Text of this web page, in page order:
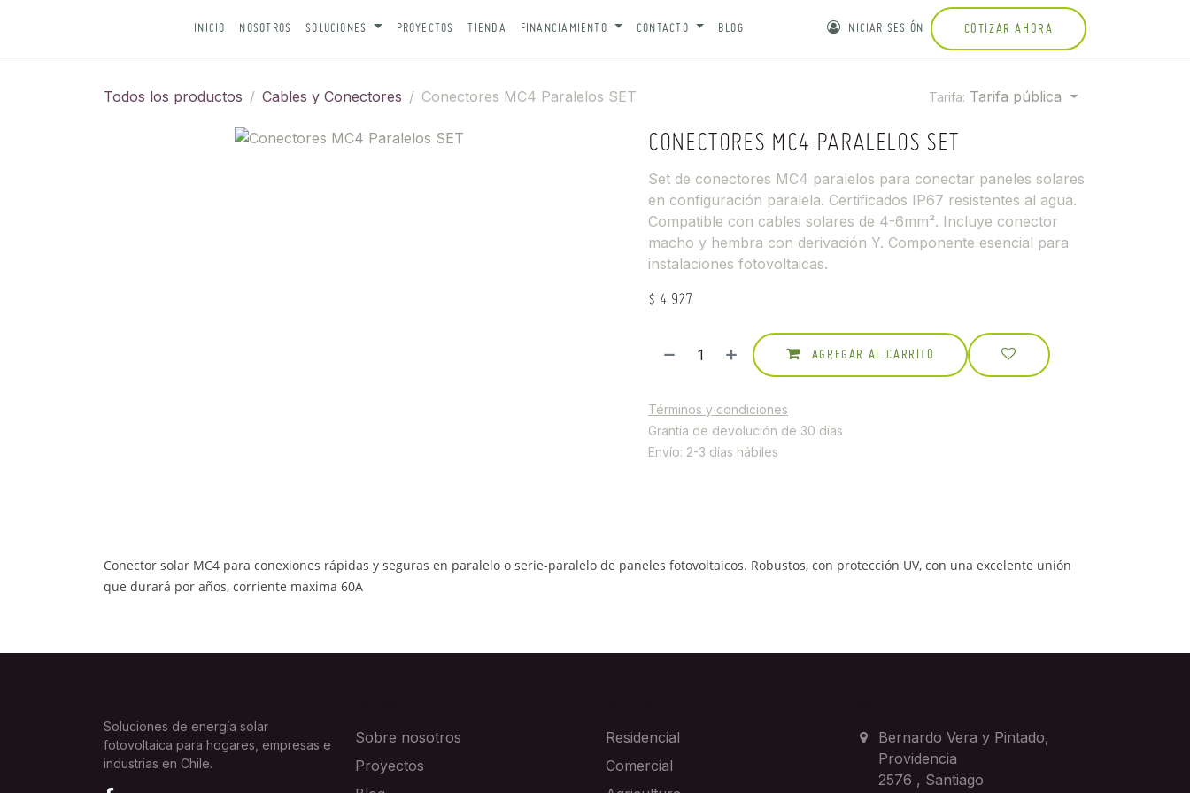
INICIO NOSOTROS SOLUCIONES PROYECTOS TIENDA FINANCIAMIENTO CONTACTO BLOG INICIAR SESIÓN COTIZAR AHORA
Todos los productos Cables y Conectores Conectores MC4 Paralelos SET Tarifa: Tarifa pública
CONECTORES MC4 PARALELOS SET
Set de conectores MC4 paralelos para conectar paneles solares
en configuración paralela. Certificados IP67 resistentes al agua.
Compatible con cables solares de 4-6mm². Incluye conector
macho y hembra con derivación Y. Componente esencial para
instalaciones fotovoltaicas.
$ 4.927
AGREGAR AL CARRITO
Términos y condiciones
Grantía de devolución de 30 días
Envío: 2-3 días hábiles
Conector solar MC4 para conexiones rápidas y seguras en paralelo o serie-paralelo de paneles fotovoltaicos. Robustos, con protección UV, con una excelente unión
que durará por años, corriente maxima 60A
Soluciones de energía solar
fotovoltaica para hogares, empresas e
industrias en Chile.
Sobre nosotros
Proyectos
Residencial
Comercial
Bernardo Vera y Pintado,
Providencia
2576 , Santiago